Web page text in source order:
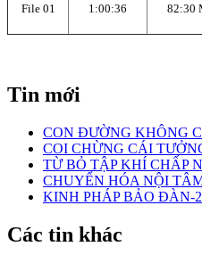
File 01 1:00:36 82:30
Tin mới
CON ĐƯỜNG KHÔNG
COI CHỪNG CÁI
TỪ BỎ TẬP KHÍ CHẤP
CHUYỂN HÓA NỘI
KINH PHÁP BẢO ĐÀN-
Các tin khác